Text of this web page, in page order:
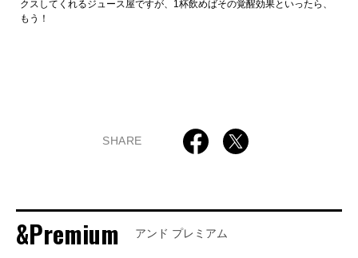
クスしてくれるジュース屋ですが、1杯飲めばその覚醒効果といったら、
もう！
SHARE
&Premium アンド プレミアム